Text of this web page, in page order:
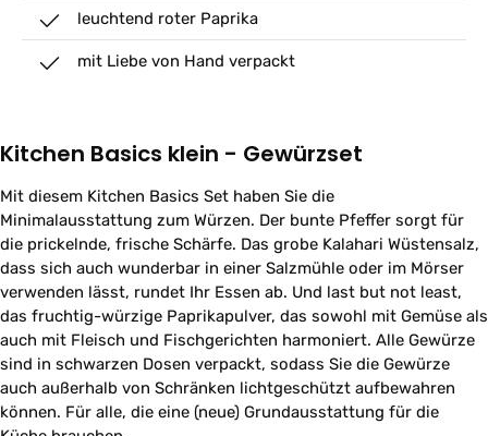
leuchtend roter Paprika
mit Liebe von Hand verpackt
Kitchen Basics klein - Gewürzset
Mit diesem Kitchen Basics Set haben Sie die
Minimalausstattung zum Würzen. Der bunte Pfeffer sorgt für
die prickelnde, frische Schärfe. Das grobe Kalahari Wüstensalz,
dass sich auch wunderbar in einer Salzmühle oder im Mörser
verwenden lässt, rundet Ihr Essen ab. Und last but not least,
das fruchtig-würzige Paprikapulver, das sowohl mit Gemüse als
auch mit Fleisch und Fischgerichten harmoniert. Alle Gewürze
sind in schwarzen Dosen verpackt, sodass Sie die Gewürze
auch außerhalb von Schränken lichtgeschützt aufbewahren
können. Für alle, die eine (neue) Grundausstattung für die